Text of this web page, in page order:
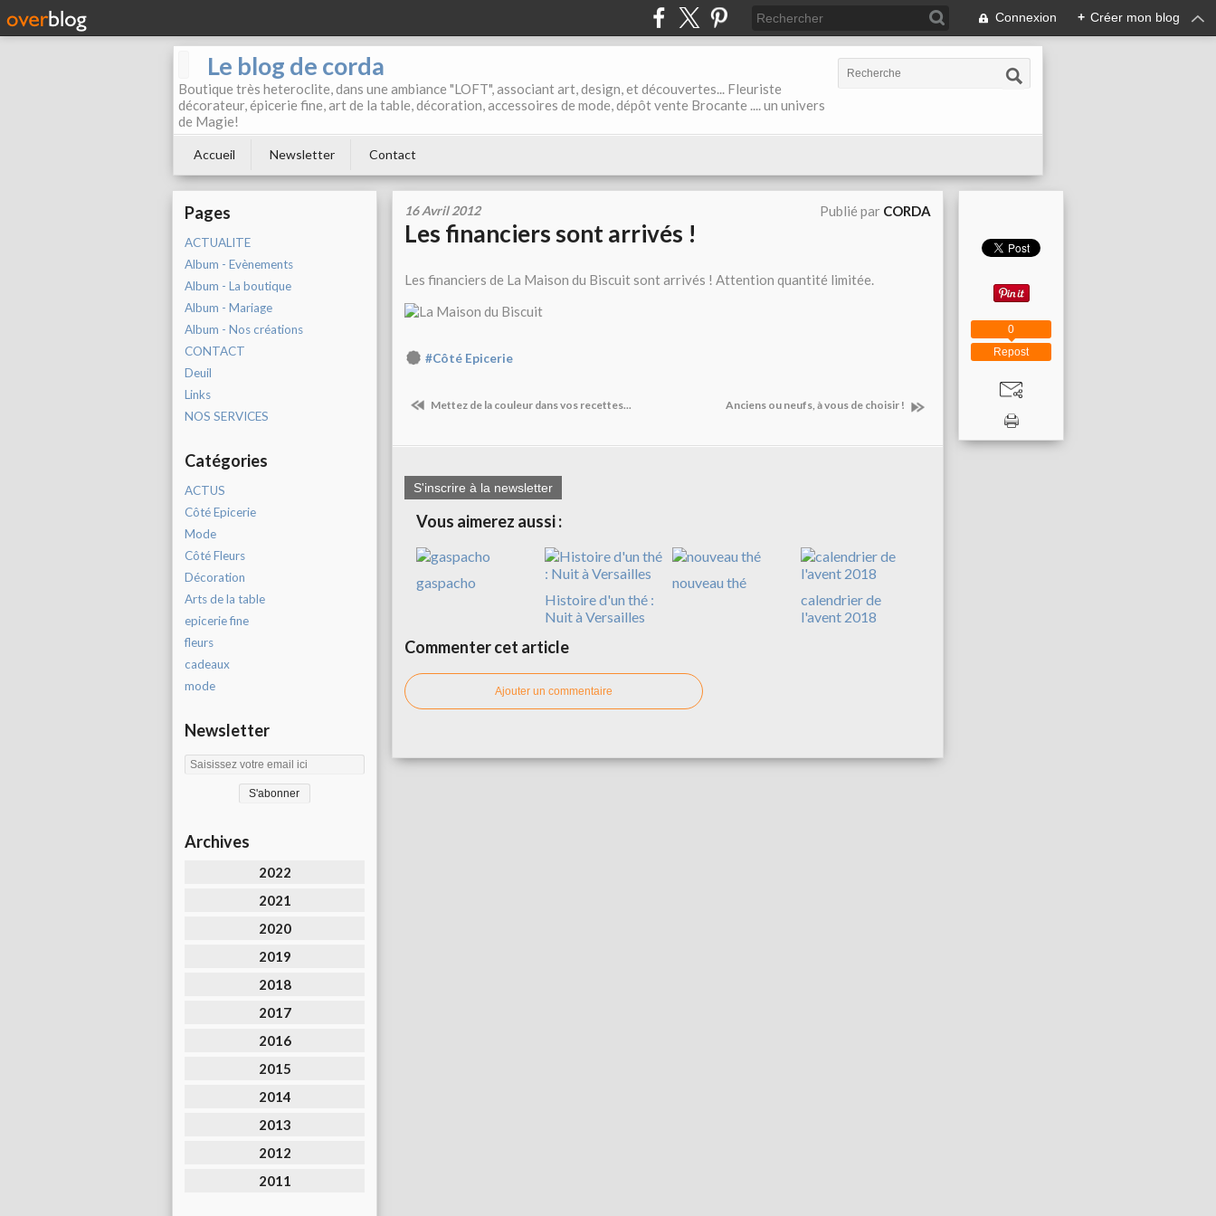
Connexion + Créer mon blog
Le blog de corda
Boutique très heteroclite, dans une ambiance "LOFT", associant art, design, et découvertes... Fleuriste
décorateur, épicerie fine, art de la table, décoration, accessoires de mode, dépôt vente Brocante .... un univers
de Magie!
Accueil Newsletter Contact
Pages
ACTUALITE
Album - Evènements
Album - La boutique
Album - Mariage
Album - Nos créations
CONTACT
Deuil
Links
NOS SERVICES
Catégories
ACTUS
Côté Epicerie
Mode
Côté Fleurs
Décoration
Arts de la table
epicerie fine
fleurs
cadeaux
mode
Newsletter
Archives
2022
2021
2020
2019
2018
2017
2016
2015
2014
2013
2012
2011
16 Avril 2012 Publié par CORDA
Les financiers sont arrivés !
Les financiers de La Maison du Biscuit sont arrivés ! Attention quantité limitée.
#Côté Epicerie
Mettez de la couleur dans vos recettes... Anciens ou neufs, à vous de choisir !
S'inscrire à la newsletter
Vous aimerez aussi :
gaspacho
Histoire d'un thé :
Nuit à Versailles
nouveau thé
calendrier de
l'avent 2018
Commenter cet article
Ajouter un commentaire
Repost
0